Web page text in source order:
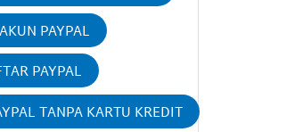
PAYPAL
PAYPAL
TANPA KARTU KREDIT